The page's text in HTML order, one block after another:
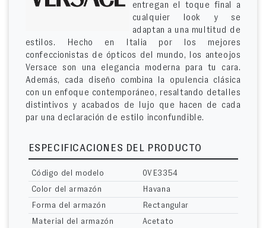
entregan el toque final a
cualquier look y se
adaptan a una multitud de
estilos. Hecho en Italia por los mejores
confeccionistas de ópticos del mundo, los anteojos
Versace son una elegancia moderna para tu cara.
Además, cada diseño combina la opulencia clásica
con un enfoque contemporáneo, resaltando detalles
distintivos y acabados de lujo que hacen de cada
par una declaración de estilo inconfundible.
ESPECIFICACIONES DEL PRODUCTO
Código del modelo
0VE3354
Color del armazón
Havana
Forma del armazón
Rectangular
Material del armazón
Acetato